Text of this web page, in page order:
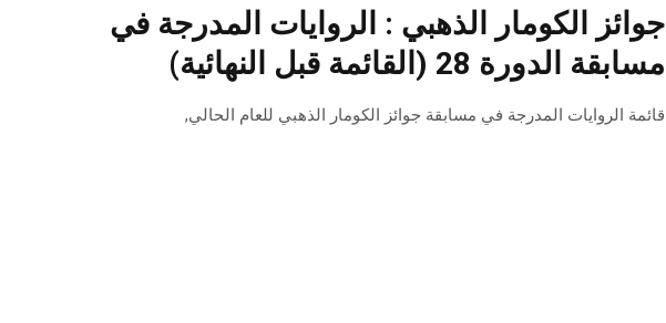
جوائز الكومار الذهبي : الروايات المدرجة في
مسابقة الدورة 28 (القائمة قبل النهائية)
قائمة الروايات المدرجة في مسابقة جوائز الكومار الذهبي للعام الحالي,